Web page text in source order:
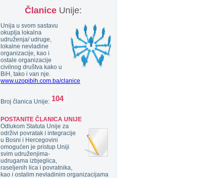
Članice Unije:
Unija u svom sastavu
okuplja lokalna
udruženja/ udruge,
lokalne nevladine
organizacije, kao i
ostale organizacije
civilnog društva kako u
BiH, tako i van nje.
www.uzopibih.com.ba/clanice
Broj članica Unije:
POSTANITE ČLANICA UNIJE
Odlukom Statuta Unije za
održivi povratak i integracije
u Bosni i Hercegovini
omogućen je pristup Uniji
svim udruženjima-
udrugama izbjeglica,
raseljenih lica i povratnika,
kao i ostalim nevladinim organizacijama